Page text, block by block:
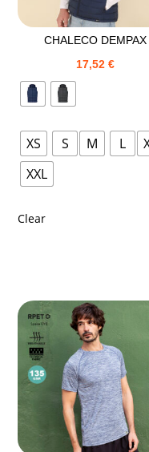
CHALECO DEMPAX
17,52€
XS S M L
XXL
Clear